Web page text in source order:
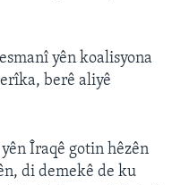
yên koalisyona
berê aliyê
Îraqê gotin hêzên
di demekê de ku